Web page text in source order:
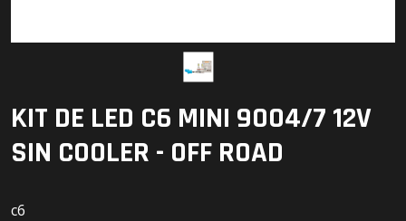
Faros
LED
KIT DE LED C6 MINI 9004/7 12V
SIN COOLER - OFF ROAD
c6